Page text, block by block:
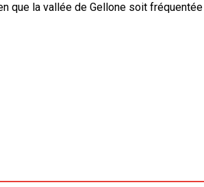
que la vallée de Gellone soit